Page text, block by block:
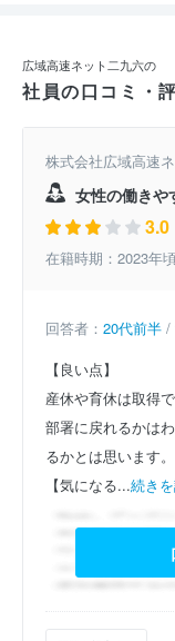
広域高速ネット二九六の
社員の口コミ・
株式会社広域高速
女性の働きや
3.0
在籍時期：2023年
回答者： 20代前半 /
【良い点】
産休や育休は取得
部署に戻れるかは
るかとは思います。
【気になる...続き